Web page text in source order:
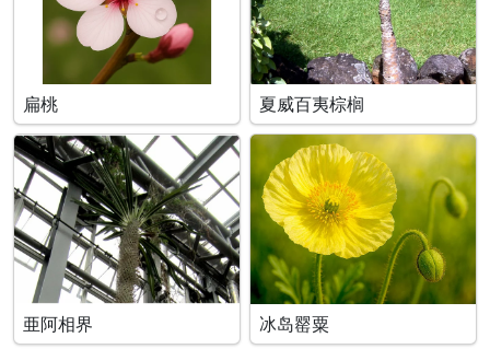
扁桃 夏威百夷棕榈
亜阿相界 冰岛罂粟